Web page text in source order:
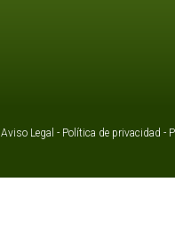
Aviso Legal - Política de privacidad -